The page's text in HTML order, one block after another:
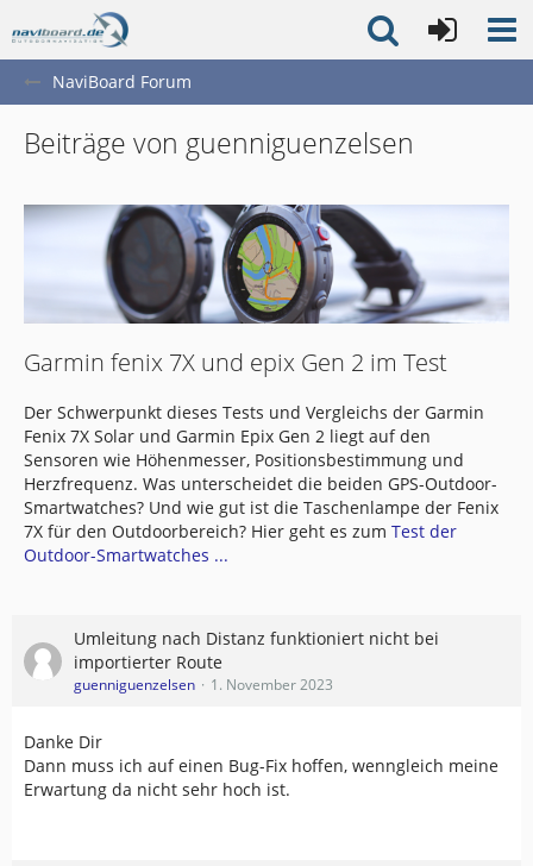
NaviBoard Forum
Beiträge von guenniguenzelsen
Garmin fenix 7X und epix Gen 2 im Test
Der Schwerpunkt dieses Tests und Vergleichs der Garmin
Fenix 7X Solar und Garmin Epix Gen 2 liegt auf den
Sensoren wie Höhenmesser, Positionsbestimmung und
Herzfrequenz. Was unterscheidet die beiden GPS-Outdoor-
Smartwatches? Und wie gut ist die Taschenlampe der Fenix
7X für den Outdoorbereich? Hier geht es zum Test der
Outdoor-Smartwatches ...
Umleitung nach Distanz funktioniert nicht bei
importierter Route
guenniguenzelsen 1. November 2023
Danke Dir
Dann muss ich auf einen Bug-Fix hoffen, wenngleich meine
Erwartung da nicht sehr hoch ist.